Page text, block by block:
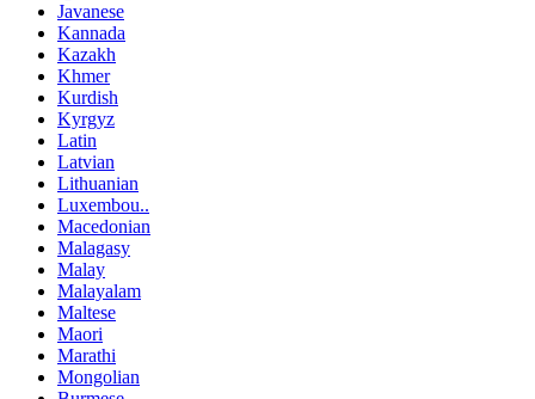
Javanese
Kannada
Kazakh
Khmer
Kurdish
Kyrgyz
Latin
Latvian
Lithuanian
Luxembou..
Macedonian
Malagasy
Malay
Malayalam
Maltese
Maori
Marathi
Mongolian